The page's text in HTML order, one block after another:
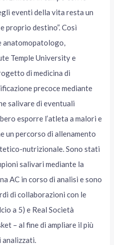
eventi della vita resta un
proprio destino”. Così
anatomopatologo,
Temple University e
di medicina di
precoce mediante
salivare di eventuali
esporre l’atleta a malori e
un percorso di allenamento
nutrizionale. Sono stati
salivari mediante la
AC in corso di analisi e sono
di collaborazioni con le
a 5) e Real Società
– al fine di ampliare il più
analizzati.